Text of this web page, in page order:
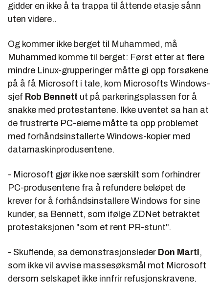
gidder en ikke å ta trappa til åttende etasje sånn
uten videre..
Og kommer ikke berget til Muhammed, må
Muhammed komme til berget: Først etter at flere
mindre Linux-grupperinger måtte gi opp forsøkene
på å få Microsoft i tale, kom Microsofts Windows-
sjef Rob Bennett ut på parkeringsplassen for å
snakke med protestantene. Ikke uventet sa han at
de frustrerte PC-eierne måtte ta opp problemet
med forhåndsinstallerte Windows-kopier med
datamaskinprodusentene.
- Microsoft gjør ikke noe særskilt som forhindrer
PC-produsentene fra å refundere beløpet de
krever for å forhåndsinstallere Windows for sine
kunder, sa Bennett, som ifølge ZDNet betraktet
protestaksjonen "som et rent PR-stunt".
- Skuffende, sa demonstrasjonsleder Don Marti,
som ikke vil avvise massesøksmål mot Microsoft
dersom selskapet ikke innfrir refusjonskravene.